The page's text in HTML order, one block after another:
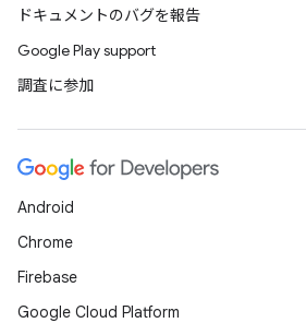
ドキュメントのバグを報告
Google Play support
調査に参加
Android
Chrome
Firebase
Google Cloud Platform